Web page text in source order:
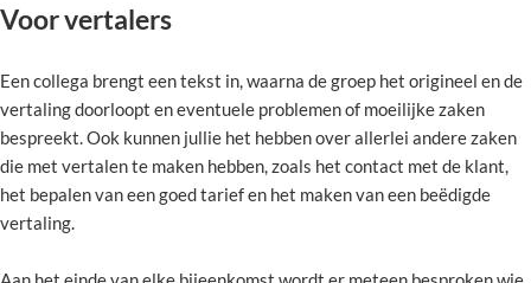
Voor vertalers
Een collega brengt een tekst in, waarna de groep het origineel en de
vertaling doorloopt en eventuele problemen of moeilijke zaken
bespreekt. Ook kunnen jullie het hebben over allerlei andere zaken
die met vertalen te maken hebben, zoals het contact met de klant,
het bepalen van een goed tarief en het maken van een beëdigde
vertaling.